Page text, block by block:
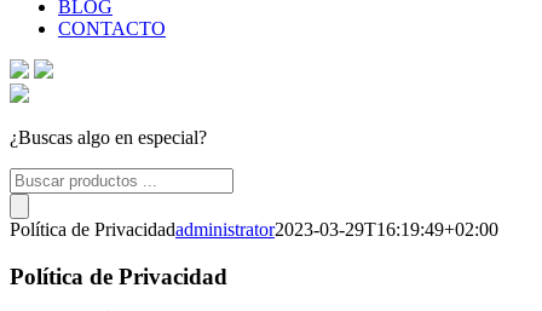
BLOG
CONTACTO
¿Buscas algo en especial?
Búsqueda
de
productos
Política de Privacidadadministrator2023-03-29T16:19:49+02:00
Política de Privacidad